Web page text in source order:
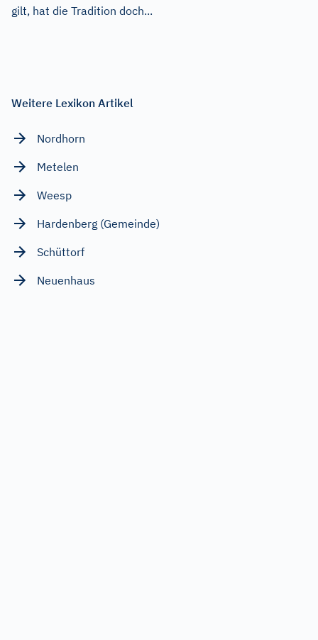
gilt, hat die Tradition doch...
Weitere Lexikon Artikel
Nordhorn
Metelen
Weesp
Hardenberg (Gemeinde)
Schüttorf
Neuenhaus